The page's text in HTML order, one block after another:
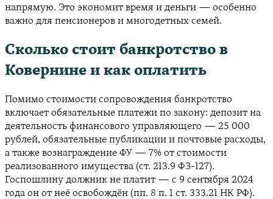
напрямую. Это экономит время и деньги — особенно
важно для пенсионеров и многодетных семей.
Сколько стоит банкротство в
Ковернине и как оплатить
Помимо стоимости сопровождения банкротство
включает обязательные платежи по закону: депозит на
деятельность финансового управляющего — 25 000
рублей, обязательные публикации и почтовые расходы,
а также вознаграждение ФУ — 7% от стоимости
реализованного имущества (ст. 213.9 ФЗ-127).
Госпошлину должник не платит — с 9 сентября 2024
года он от неё освобождён (пп. 8 п. 1 ст. 333.21 НК РФ).